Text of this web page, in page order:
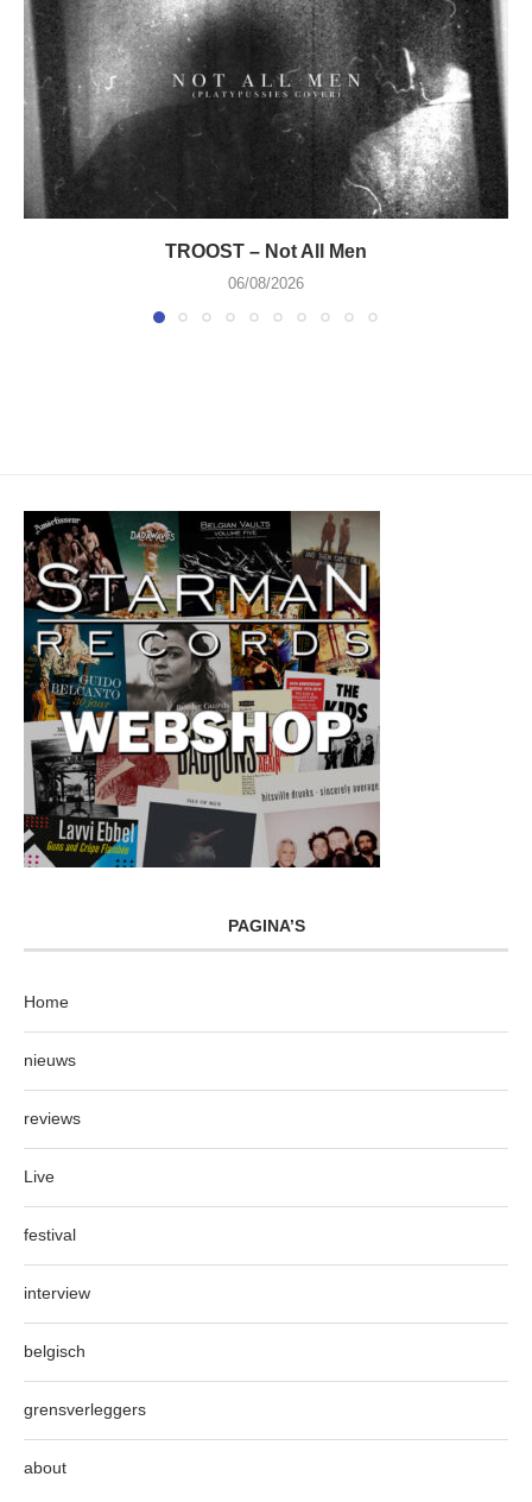
TROOST – Not All Men
06/08/2026
PAGINA’S
Home
nieuws
reviews
Live
festival
interview
belgisch
grensverleggers
about